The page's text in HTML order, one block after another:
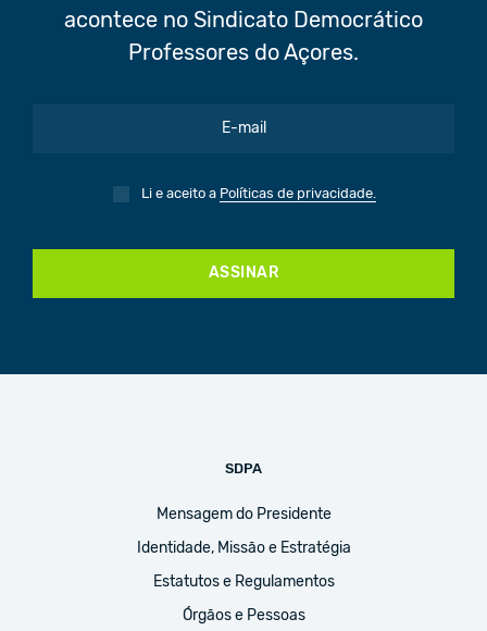
acontece no Sindicato Democrático
Professores do Açores.
Li e aceito a Políticas de privacidade.
ASSINAR
SDPA
Mensagem do Presidente
Identidade, Missão e Estratégia
Estatutos e Regulamentos
Órgãos e Pessoas